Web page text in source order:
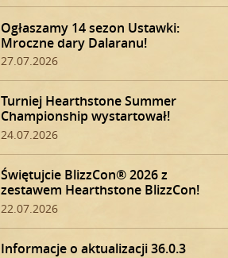
Ogłaszamy 14 sezon Ustawki:
Mroczne dary Dalaranu!
27.07.2026
Turniej Hearthstone Summer
Championship wystartował!
24.07.2026
Świętujcie BlizzCon® 2026 z
zestawem Hearthstone BlizzCon!
22.07.2026
Informacje o aktualizacji 36.0.3